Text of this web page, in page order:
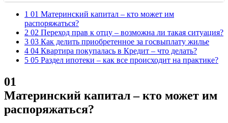
1 01 Материнский капитал – кто может им
распоряжаться?
2 02 Переход прав к отцу – возможна ли такая ситуация?
3 03 Как делить приобретенное за госвыплату жилье
4 04 Квартира покупалась в Кредит – что делать?
5 05 Раздел ипотеки – как все происходит на практике?
01
Материнский капитал – кто может им
распоряжаться?